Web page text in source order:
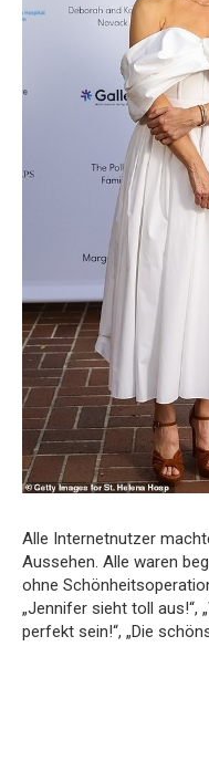
Alle Internetnutzer
Aussehen. Alle waren
ohne
„Jennifer sieht toll aus!“,
perfekt sein!“, „Die